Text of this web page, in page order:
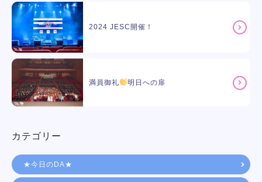
2024 JESC開催！
満員御礼 明日への扉
カテゴリー
★今日のDA★